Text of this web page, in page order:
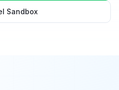
Sandbox